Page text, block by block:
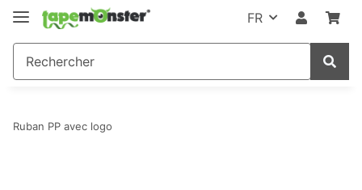
FR
Ruban PP avec logo